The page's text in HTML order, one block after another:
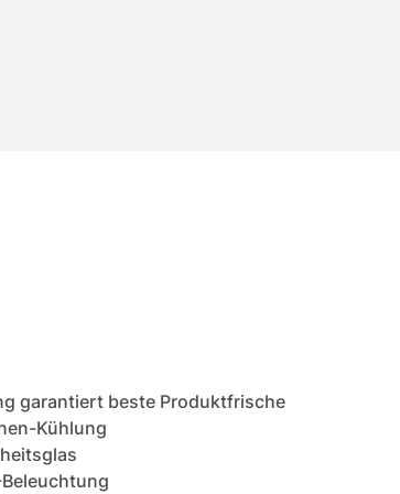
garantiert beste Produktfrische
Kühlung